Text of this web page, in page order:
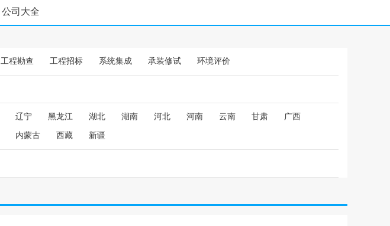
公司大全
工程勘查 工程招标 系统集成 承装修试 环境评价
辽宁 黑龙江 湖北 湖南 河北 河南 云南 甘肃 广西
内蒙古 西藏 新疆